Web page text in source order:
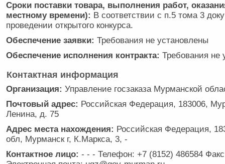
Сроки поставки товара, выполнения работ,
местному времени): В соответствии с п.5 тома 3
проведении открытого конкурса.
Обеспечение заявки: Требования не установлены
Обеспечение исполнения контракта: Требования не
Контактная информация
Организация: Управление госзаказа Мурманской
Почтовый адрес: Российская Федерация, 183006,
Ленина, д. 75
Адрес места нахождения: Российская Федерация,
обл, Мурманск г, К.Маркса, 3, -
Контактное лицо: - - - Телефон: +7 (8152) 486584